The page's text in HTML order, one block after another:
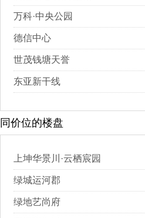
万科·中央公园
德信中心
世茂钱塘天誉
东亚新干线
同价位的楼盘
上坤华景川·云栖宸园
绿城运河郡
绿地艺尚府